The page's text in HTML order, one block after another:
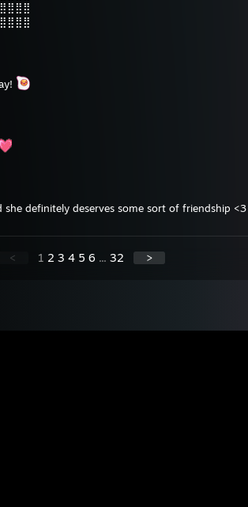
she definitely deserves some sort of friendship <3
< 1 2 3 4 5 6 ... 32 >